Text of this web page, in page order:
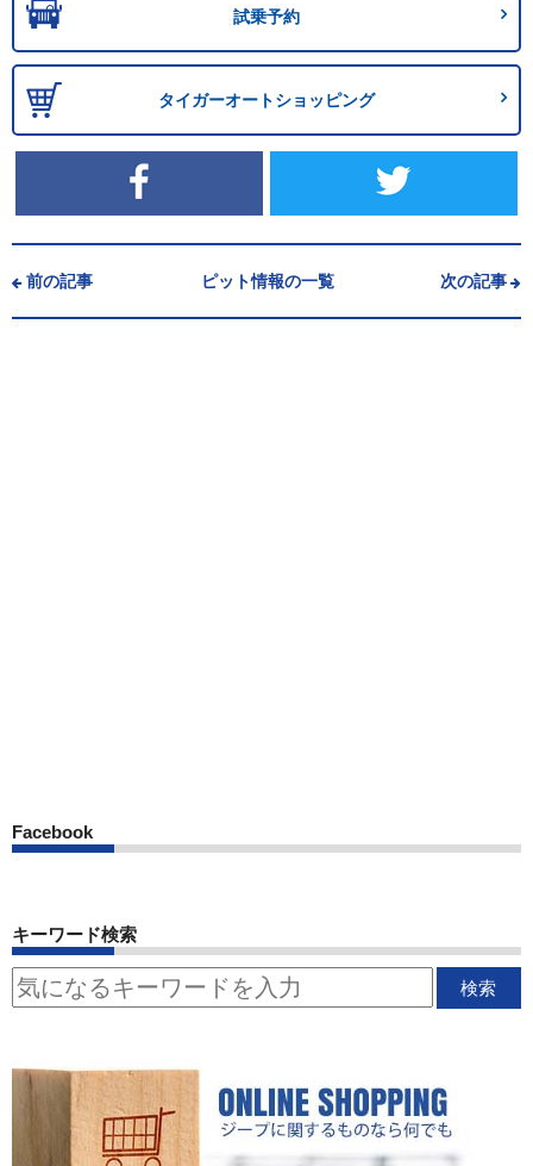
試乗予約
タイガーオートショッピング
前の記事 ピット情報の一覧 次の記事
Facebook
キーワード検索